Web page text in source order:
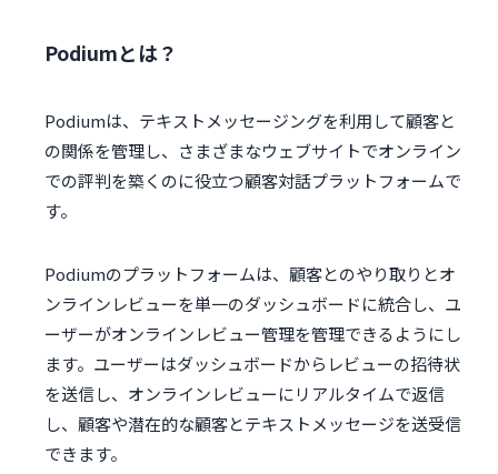
Podiumとは？
Podiumは、テキストメッセージングを利用して顧客と
の関係を管理し、さまざまなウェブサイトでオンライン
での評判を築くのに役立つ顧客対話プラットフォームで
す。
Podiumのプラットフォームは、顧客とのやり取りとオ
ンラインレビューを単一のダッシュボードに統合し、ユ
ーザーがオンラインレビュー管理を管理できるようにし
ます。ユーザーはダッシュボードからレビューの招待状
を送信し、オンラインレビューにリアルタイムで返信
し、顧客や潜在的な顧客とテキストメッセージを送受信
できます。